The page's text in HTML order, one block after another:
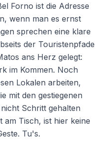
Forno ist die Adresse
wenn man es ernst
sprechen eine klare
der Touristenpfade
ans Herz gelegt:
im Kommen. Noch
Lokalen arbeiten,
mit den gestiegenen
Schritt gehalten
am Tisch, ist hier keine
Tu's.